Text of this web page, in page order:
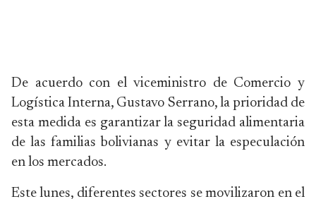
De acuerdo con el viceministro de Comercio y
Logística Interna, Gustavo Serrano, la prioridad de
esta medida es garantizar la seguridad alimentaria
de las familias bolivianas y evitar la especulación
en los mercados.
Este lunes, diferentes sectores se movilizaron en el